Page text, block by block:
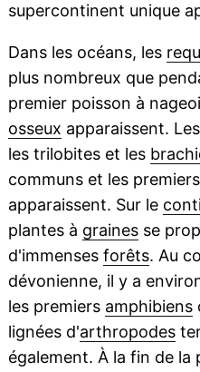
supercontinent unique
Dans les océans, les
plus nombreux que
premier poisson à
osseux apparaissent.
les trilobites et les
communs et les premiers
apparaissent. Sur le
plantes à grainesse
d'immenses forêts. Au
dévonienne, il y a
les premiers amphibiens
lignées d'arthropodes
également. À la fin de la